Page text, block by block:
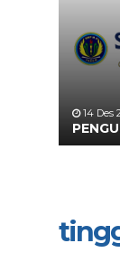
14 Des